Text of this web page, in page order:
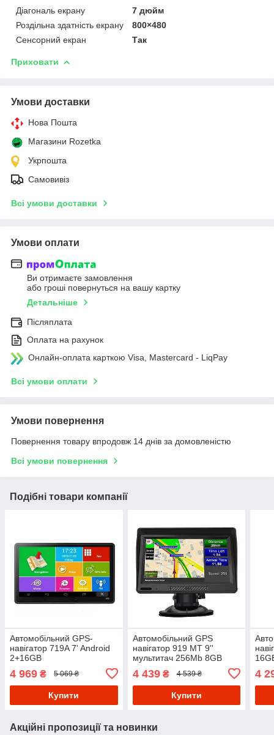
Діагональ екрану
7 дюйм
Роздільна здатність екрану
800×480
Сенсорний екран
Так
Приховати
Умови доставки
Нова Пошта
Магазини Rozetka
Укрпошта
Самовивіз
Всі умови доставки
Умови оплати
Ви отримаєте замовлення
або гроші повернуться на вашу картку
Детальніше
Післяплата
Оплата на рахунок
Онлайн-оплата карткою Visa, Mastercard - LiqPay
Всі умови оплати
Умови повернення
Повернення товару впродовж 14 днів за домовленістю
Всі умови повернення
Подібні товари компанії
Автомобільний GPS-
навігатор 719A 7' Android
2+16GB
4 969 ₴ 5 069 ₴
Купити
Автомобільний GPS
навігатор 919 MT 9''
мультитач 256Mb 8GB
4 439₴ 4 539 ₴
Купити
4
Акційні пропозиції та новинки